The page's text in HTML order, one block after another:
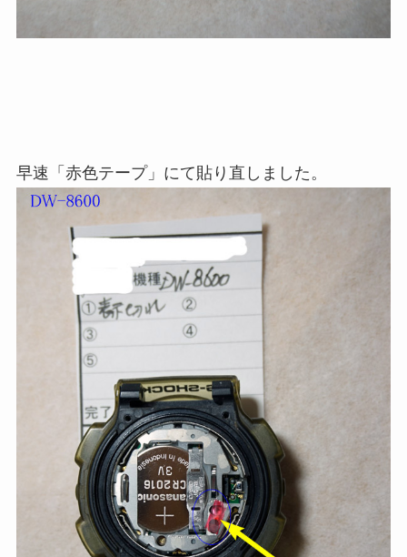
早速「赤色テープ」にて貼り直しました。